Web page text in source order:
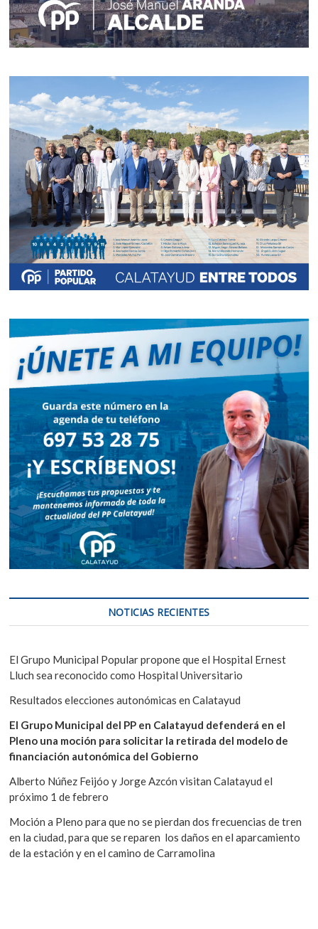
NOTICIAS RECIENTES
El Grupo Municipal Popular propone que el Hospital Ernest
Lluch sea reconocido como Hospital Universitario
Resultados elecciones autonómicas en Calatayud
El Grupo Municipal del PP en Calatayud defenderá en el
Pleno una moción para solicitar la retirada del modelo de
financiación autonómica del Gobierno
Alberto Núñez Feijóo y Jorge Azcón visitan Calatayud el
próximo 1 de febrero
Moción a Pleno para que no se pierdan dos frecuencias de tren
en la ciudad, para que se reparen los daños en el aparcamiento
de la estación y en el camino de Carramolina